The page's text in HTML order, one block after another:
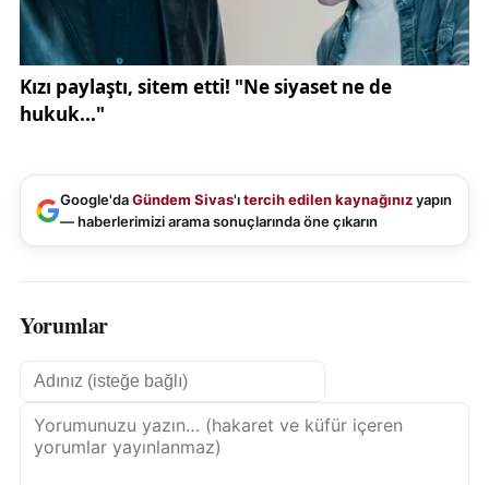
Google'daGündem Sivas'ıtercih edilen kaynağınızyapın
— haberlerimizi arama sonuçlarında öne çıkarın
Yorumlar